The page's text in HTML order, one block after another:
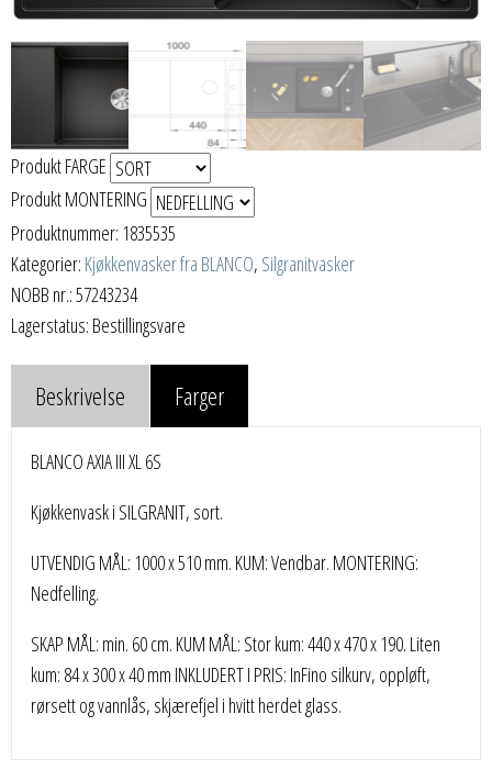
Produkt FARGE
Produkt MONTERING
Produktnummer: 1835535
Kategorier: Kjøkkenvasker fra BLANCO, Silgranitvasker
NOBB nr.: 57243234
Lagerstatus: Bestillingsvare
Beskrivelse Farger
BLANCO AXIA III XL 6S
Kjøkkenvask i SILGRANIT, sort.
UTVENDIG MÅL: 1000 x 510 mm. KUM: Vendbar. MONTERING:
Nedfelling.
SKAP MÅL: min. 60 cm. KUM MÅL: Stor kum: 440 x 470 x 190. Liten
kum: 84 x 300 x 40 mm INKLUDERT I PRIS: InFino silkurv, oppløft,
rørsett og vannlås, skjærefjel i hvitt herdet glass.